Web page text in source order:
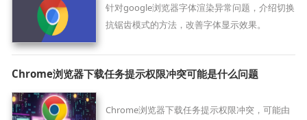
针对google浏览器字体渲染异常问题，介绍切换
抗锯齿模式的方法，改善字体显示效果。
Chrome浏览器下载任务提示权限冲突可能是什么问题
Chrome浏览器下载任务提示权限冲突，可能由